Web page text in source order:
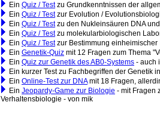
Ein Quiz / Testzu Grundkenntnissen der
Ein Quiz / Testzur Evolution /
Ein Quiz / Testzu den Nukleinsäuren DNA
Ein Quiz / Testzu molekularbiologischen
Ein Quiz / Testzur Bestimmung einheimischer
Ein Genetik-Quiz mit 12 Fragen zum Thema
Ein Quiz zur Genetik des AB0-Systems - auch
Ein kurzer Test zu Fachbegriffen der Genetik
Ein Online-Test zur DNAmit 18 Fragen,
Ein Jeopardy-Game zur Biologie - mit Fragen
Verhaltensbiologie - von mik